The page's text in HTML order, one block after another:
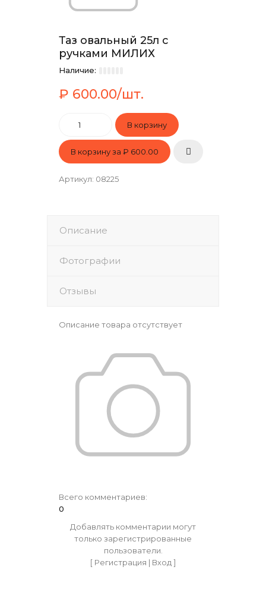
Таз овальный 25л с
ручками МИЛИХ
Наличие:
₽ 600.00/шт.
В корзину за ₽ 600.00
Артикул: 08225
Описание
Фотографии
Отзывы
Описание товара отсутствует
Всего комментариев:
0
Добавлять комментарии могут
только зарегистрированные
пользователи.
[ Регистрация | Вход]